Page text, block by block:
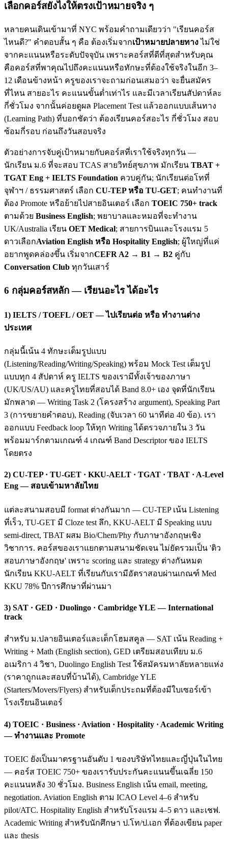
เลือกคอร์สยังไงให้ตรงเป้าหมายจริง ๆ
หลายคนเดินเข้ามาที่ NYC พร้อมคำถามเดียวว่า "เรียนคอร์ส
ไหนดี?" คำตอบสั้น ๆ คือ ต้องเริ่มจากเป้าหมายปลายทางไม่ใช่
จากคะแนนหรือระดับปัจจุบัน เพราะคอร์สที่ดีที่สุดสำหรับคุณ
คือคอร์สที่พาคุณไปถึงคะแนนหรือทักษะที่ต้องใช้จริงในอีก 3–
12 เดือนข้างหน้า ครูของเราจะถามก่อนเสมอว่า จะยื่นสมัคร
ที่ไหน สายอะไร คะแนนขั้นต่ำเท่าไร และมีเวลาเรียนสัปดาห์ละ
กี่ชั่วโมง จากนั้นค่อยดูผล Placement Test แล้วออกแบบเส้นทาง
(Learning Path) ที่บอกชัดว่า ต้องเรียนคอร์สอะไร กี่ชั่วโมง สอบ
ซ้อมกี่รอบ ก่อนถึงวันสอบจริง
ตัวอย่างการจับคู่เป้าหมายกับคอร์สที่เราใช้จริงทุกวัน —
นักเรียน ม.6 ที่จะสอบ TCAS สายวิทย์สุขภาพ มักเรียน TBAT +
TGAT Eng + IELTS Foundation ควบคู่กัน; นักเรียนต่อโทที่
จุฬาฯ / ธรรมศาสตร์ เลือก CU-TEP หรือ TU-GET; คนทำงานที่
ต้อง Promote หรือย้ายไปสายอินเตอร์ เลือก TOEIC 750+ track
ตามด้วย Business English; พยาบาลและหมอที่จะทำงาน
UK/Australia เรียน OET Medical; สายการบินและโรงแรม 5
ดาวเลือกAviation English หรือ Hospitality English; ผู้ใหญ่ที่แค่
อยากพูดคล่องขึ้น เริ่มจากCEFR A2 → B1 → B2 คู่กับ
Conversation Club ทุกวันเสาร์
6 กลุ่มคอร์สหลัก — เรียนอะไร ได้อะไร
1) IELTS / TOEFL / OET — ไปเรียนต่อ หรือ ทำงานต่าง
ประเทศ
กลุ่มนี้เน้น 4 ทักษะเต็มรูปแบบ
(Listening/Reading/Writing/Speaking) พร้อม Mock Test เต็มรูป
แบบทุก 4 สัปดาห์ ครู IELTS ของเรามีทั้งเจ้าของภาษา
(UK/US/AU) และครูไทยที่สอบได้ Band 8.0+ เอง จุดที่นักเรียน
มักพลาด — Writing Task 2 (โครงสร้าง argument), Speaking Part
3 (การขยายคำตอบ), Reading (จับเวลา 60 นาทีต่อ 40 ข้อ). เรา
ออกแบบ Feedback loop ให้ทุก Writing ได้ตรวจภายใน 3 วัน
พร้อมมาร์กตามเกณฑ์ 4 เกณฑ์ Band Descriptor ของ IELTS
โดยตรง
2) CU-TEP · TU-GET · KKU-AELT · TGAT · TBAT · A-Level
Eng — สอบเข้ามหาลัยไทย
แต่ละสนามสอบมี format ต่างกันมาก — CU-TEP เน้น Listening
ที่เร็ว, TU-GET มี Cloze test ลึก, KKU-AELT มี Speaking แบบ
semi-direct, TBAT ผสม Bio/Chem/Phy กับภาษาอังกฤษเชิง
วิชาการ. คอร์สของเราแยกตามสนามชัดเจน ไม่ยัดรวมเป็น 'ติว
สอบภาษาอังกฤษ' เพราะ scoring และ strategy ต่างกันหมด
นักเรียน KKU-AELT ที่เรียนกับเรามีอัตราสอบผ่านเกณฑ์ Med
KKU 78% ปีการศึกษาที่ผ่านมา
3) SAT · GED · Duolingo · Cambridge YLE — International
track
สำหรับ ม.ปลายอินเตอร์และเด็กโฮมสคูล — SAT เน้น Reading +
Writing + Math (English section), GED เตรียมสอบเทียบ ม.6
อเมริกา 4 วิชา, Duolingo English Test ใช้สมัครมหาลัยหลายแห่ง
(ราคาถูกและสอบที่บ้านได้), Cambridge YLE
(Starters/Movers/Flyers) สำหรับเด็กประถมที่ต้องมีใบเซอร์เข้า
โรงเรียนอินเตอร์
4) TOEIC · Business · Aviation · Hospitality · Academic Writing
— ทำงานและ Promote
TOEIC ยังเป็นมาตรฐานอันดับ 1 ของบริษัทไทยและญี่ปุ่นในไทย
— คอร์ส TOEIC 750+ ของเรารับประกันคะแนนขึ้นเฉลี่ย 150
คะแนนหลัง 30 ชั่วโมง. Business English เน้น email, meeting,
negotiation. Aviation English ตาม ICAO Level 4–6 สำหรับ
pilot/ATC. Hospitality English สำหรับโรงแรม 4–5 ดาว และเชฟ.
Academic Writing สำหรับนักศึกษา ป.โท/ป.เอก ที่ต้องเขียน paper
และ thesis